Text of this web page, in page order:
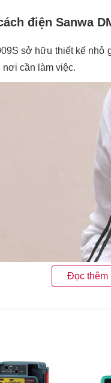
điện Sanwa
sở hữu thiết kế
nơi cần làm việc.
Đọc thêm